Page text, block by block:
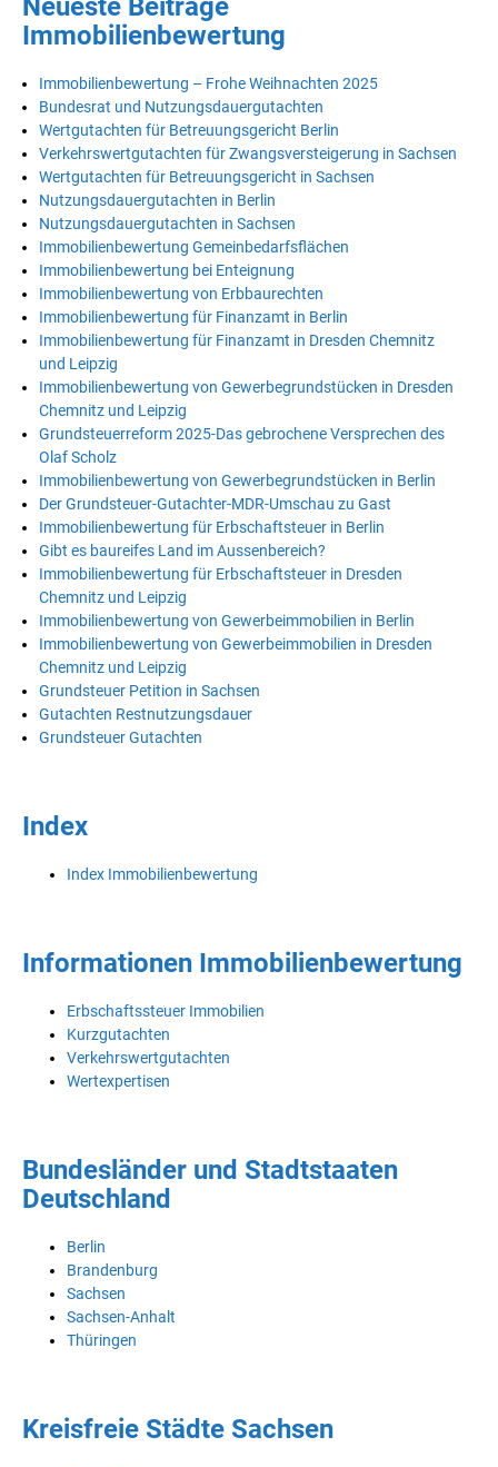
Neueste Beiträge
Immobilienbewertung
Immobilienbewertung – Frohe Weihnachten 2025
Bundesrat und Nutzungsdauergutachten
Wertgutachten für Betreuungsgericht Berlin
Verkehrswertgutachten für Zwangsversteigerung in Sachsen
Wertgutachten für Betreuungsgericht in Sachsen
Nutzungsdauergutachten in Berlin
Nutzungsdauergutachten in Sachsen
Immobilienbewertung Gemeinbedarfsflächen
Immobilienbewertung bei Enteignung
Immobilienbewertung von Erbbaurechten
Immobilienbewertung für Finanzamt in Berlin
Immobilienbewertung für Finanzamt in Dresden Chemnitz
und Leipzig
Immobilienbewertung von Gewerbegrundstücken in Dresden
Chemnitz und Leipzig
Grundsteuerreform 2025-Das gebrochene Versprechen des
Olaf Scholz
Immobilienbewertung von Gewerbegrundstücken in Berlin
Der Grundsteuer-Gutachter-MDR-Umschau zu Gast
Immobilienbewertung für Erbschaftsteuer in Berlin
Gibt es baureifes Land im Aussenbereich?
Immobilienbewertung für Erbschaftsteuer in Dresden
Chemnitz und Leipzig
Immobilienbewertung von Gewerbeimmobilien in Berlin
Immobilienbewertung von Gewerbeimmobilien in Dresden
Chemnitz und Leipzig
Grundsteuer Petition in Sachsen
Gutachten Restnutzungsdauer
Grundsteuer Gutachten
Index
Index Immobilienbewertung
Informationen Immobilienbewertung
Erbschaftssteuer Immobilien
Kurzgutachten
Verkehrswertgutachten
Wertexpertisen
Bundesländer und Stadtstaaten
Deutschland
Berlin
Brandenburg
Sachsen
Sachsen-Anhalt
Thüringen
Kreisfreie Städte Sachsen